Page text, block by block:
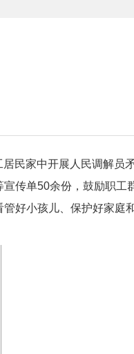
民家中开展人民调解员
传单50余份，鼓励职工
好小孩儿、保护好家庭